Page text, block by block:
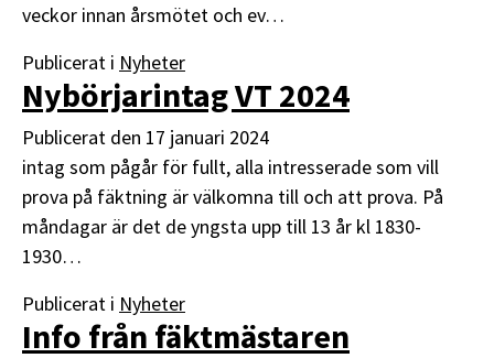
veckor innan årsmötet och ev…
Publicerat i Nyheter
Nybörjarintag VT 2024
Publicerat den 17 januari 2024
intag som pågår för fullt, alla intresserade som vill
prova på fäktning är välkomna till och att prova. På
måndagar är det de yngsta upp till 13 år kl 1830-
1930…
Publicerat i Nyheter
Info från fäktmästaren